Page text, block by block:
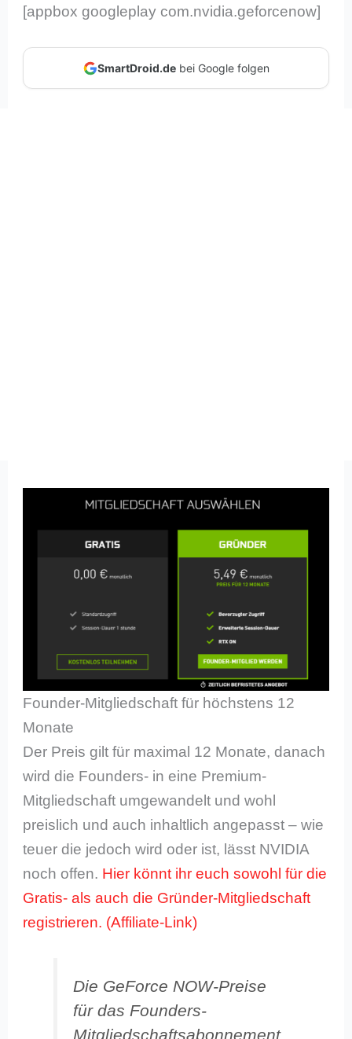
[appbox googleplay com.nvidia.geforcenow]
SmartDroid.debei Google folgen
Founder-Mitgliedschaft für höchstens 12
Monate
Der Preis gilt für maximal 12 Monate, danach
wird die Founders- in eine Premium-
Mitgliedschaft umgewandelt und wohl
preislich und auch inhaltlich angepasst – wie
teuer die jedoch wird oder ist, lässt NVIDIA
noch offen. Hier könnt ihr euch sowohl für die
Gratis- als auch die Gründer-Mitgliedschaft
registrieren.
Die GeForce NOW-Preise
für das Founders-
Mitgliedschaftsabonnement